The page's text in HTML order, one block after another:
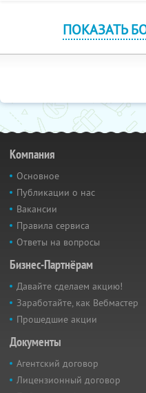
ПОКАЗАТЬ
Компания
Основное
Публикации о нас
Вакансии
Правила сервиса
Ответы на вопросы
Бизнес-Партнёрам
Давайте сделаем акцию!
Заработайте, как Вебмастер
Прошедшие акции
Документы
Агентский договор
Лицензионный договор